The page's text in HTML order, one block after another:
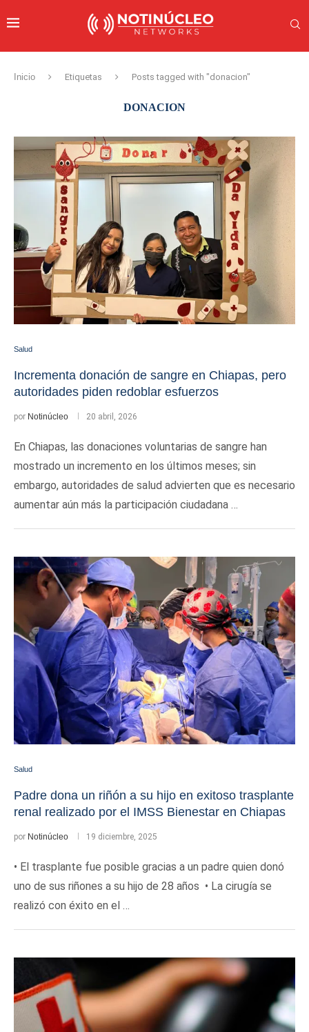
Inicio Etiquetas Posts tagged with "donacion"
DONACION
Salud
Incrementa donación de sangre en Chiapas, pero
autoridades piden redoblar esfuerzos
por Notinúcleo 20 abril, 2026
En Chiapas, las donaciones voluntarias de sangre han
mostrado un incremento en los últimos meses; sin
embargo, autoridades de salud advierten que es necesario
aumentar aún más la participación ciudadana …
Salud
Padre dona un riñón a su hijo en exitoso trasplante
renal realizado por el IMSS Bienestar en Chiapas
por Notinúcleo 19 diciembre, 2025
• El trasplante fue posible gracias a un padre quien donó
uno de sus riñones a su hijo de 28 años • La cirugía se
realizó con éxito en el …